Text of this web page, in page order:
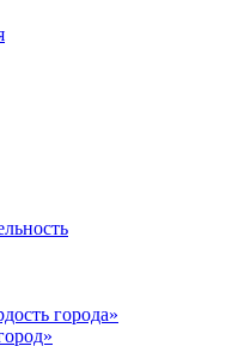
города»